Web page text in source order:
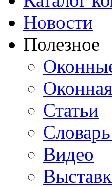
Новости
Полезное
Статьи
Видео